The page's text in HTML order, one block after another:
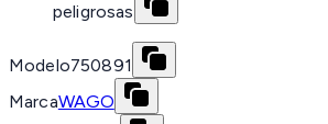
peligrosas
Modelo750891
MarcaWAGO